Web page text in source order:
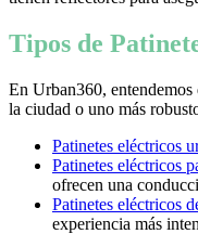
Tipos de
En Urban360, entendemos
la ciudad o uno más
Patinetes eléctricos
Patinetes eléctricos
ofrecen una
Patinetes eléctricos
experiencia más